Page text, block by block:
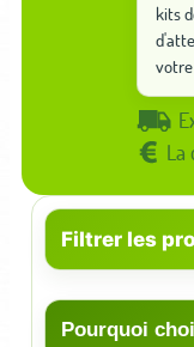
kits
votre
La
Filtrer les
Pourquoi